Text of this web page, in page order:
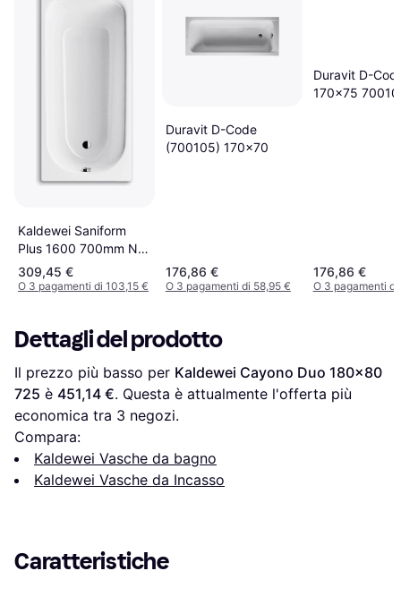
Kaldewei Saniform
Plus 1600 700mm No
Tap Holes Steel Bath
309,45 €
O 3 pagamenti di 103,15 €
Duravit D-Code
(700105) 170x70
176,86 €
O 3 pagamenti di 58,95 €
Duravit D-
170x75
176,86 €
O 3 pagamenti di
Dettagli del prodotto
Il prezzo più basso per Kaldewei Cayono Duo 180x80
725 è 451,14 €. Questa è attualmente l'offerta più
economica tra 3 negozi.
Compara:
Kaldewei Vasche da bagno
Kaldewei Vasche da Incasso
Caratteristiche